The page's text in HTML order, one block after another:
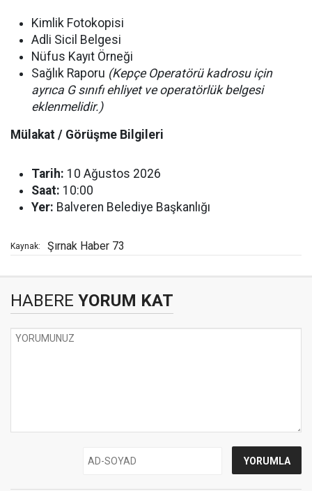
Kimlik Fotokopisi
Adli Sicil Belgesi
Nüfus Kayıt Örneği
Sağlık Raporu (Kepçe Operatörü kadrosu için
ayrıca G sınıfı ehliyet ve operatörlük belgesi
eklenmelidir.)
Mülakat / Görüşme Bilgileri
Tarih: 10 Ağustos 2026
Saat: 10:00
Yer: Balveren Belediye Başkanlığı
Kaynak: Şırnak Haber 73
HABERE YORUM KAT